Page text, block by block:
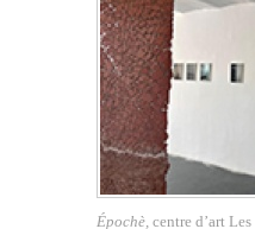
Épochè, centre d’art